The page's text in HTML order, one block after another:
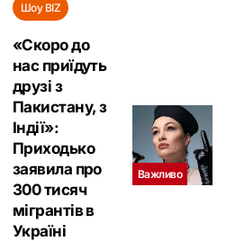
Важливо
Шоу BIZ
«Скоро до
нас приїдуть
друзі з
Пакистану, з
Індії»:
Приходько
заявила про
300 тисяч
мігрантів в
Україні